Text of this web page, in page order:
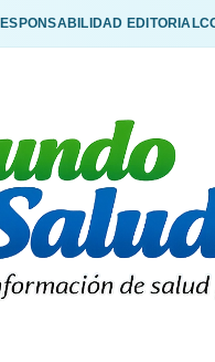
EDITORIAL